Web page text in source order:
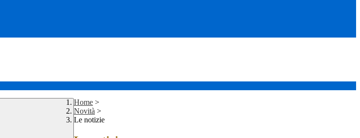
Home >
Novità >
Le notizie